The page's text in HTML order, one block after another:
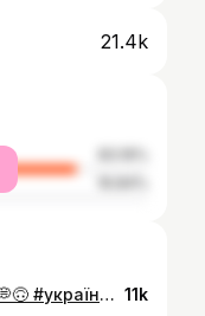
21.4k
Здається,я читаю ваші думки 💭🙃 #українцівнідерландах #нідерланди #українцізакордоном #еміграція #українцівнімеччини #українцівбельгії 11k